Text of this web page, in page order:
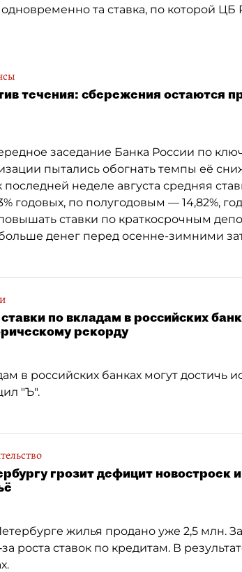
та ставка, по которой
течения: сбережения остаются
заседание Банка России по
пытались обогнать темпы её
неделе августа средняя
годовых, по полугодовым — 14,82%,
ставки по краткосрочным
денег перед осенне-зимними
по вкладам в российских
рекорду
в российских банках могут достичь
"Ъ".
грозит дефицит новостроек
жилья продано уже 2,5 млн.
роста ставок по кредитам. В